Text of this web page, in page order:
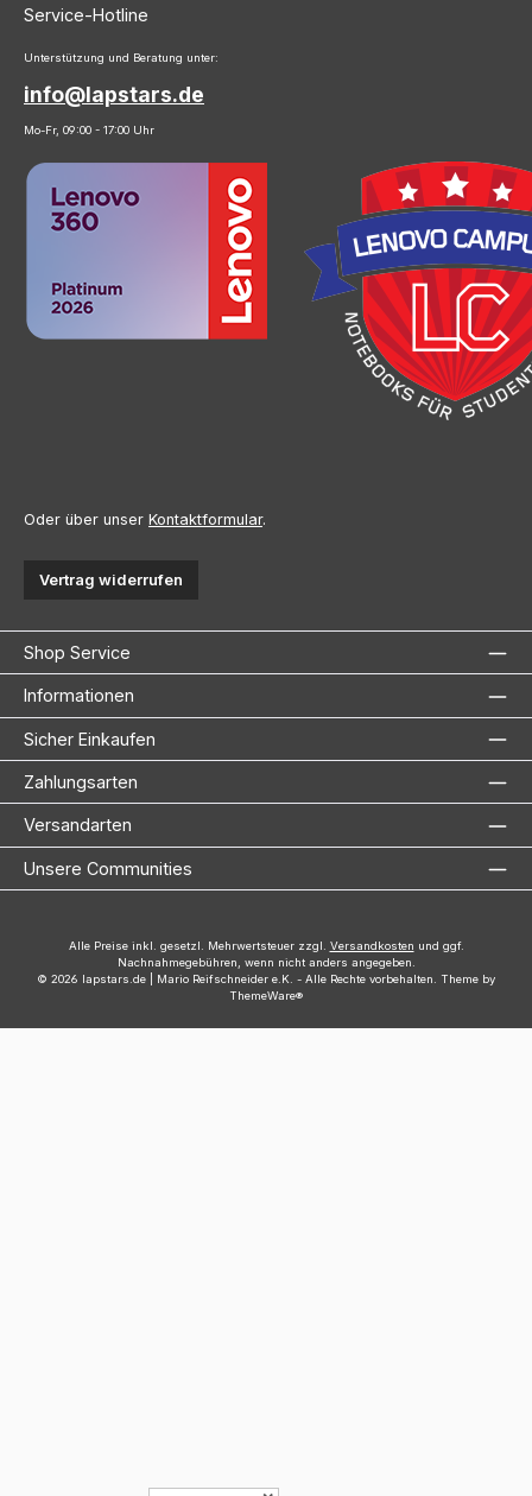
Service-Hotline
Unterstützung und Beratung unter:
info@lapstars.de
Mo-Fr, 09:00 - 17:00 Uhr
Oder über unser Kontaktformular.
Vertrag widerrufen
Shop Service
Informationen
Sicher Einkaufen
Zahlungsarten
Versandarten
Unsere Communities
Alle Preise inkl. gesetzl. Mehrwertsteuer zzgl. Versandkosten und ggf.
Nachnahmegebühren, wenn nicht anders angegeben.
© 2026 lapstars.de | Mario Reifschneider e.K. - Alle Rechte vorbehalten. Theme by
ThemeWare®